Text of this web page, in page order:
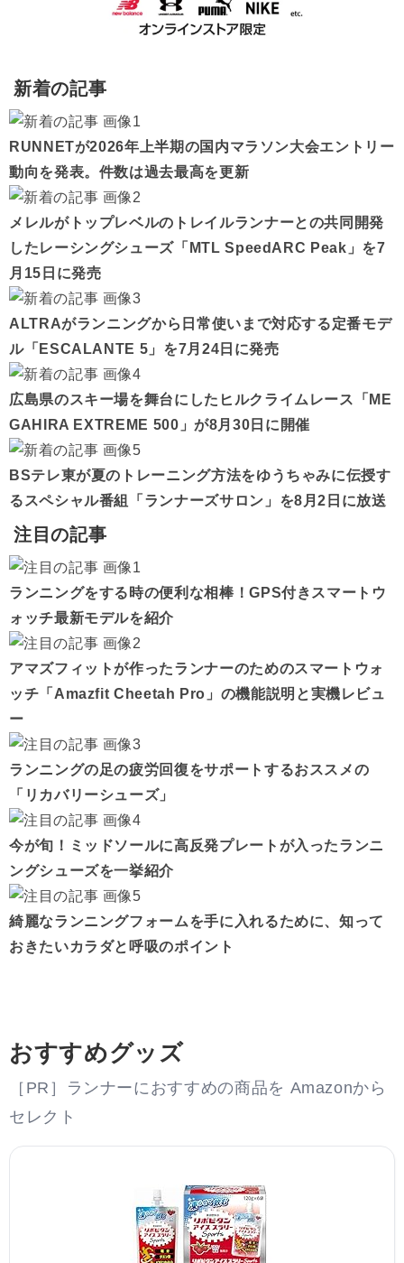
新着の記事
RUNNETが2026年上半期の国内マラソン大会エントリー
動向を発表。件数は過去最高を更新
メレルがトップレベルのトレイルランナーとの共同開発
したレーシングシューズ「MTL SpeedARC Peak」を7
月15日に発売
ALTRAがランニングから日常使いまで対応する定番モデ
ル「ESCALANTE 5」を7月24日に発売
広島県のスキー場を舞台にしたヒルクライムレース「ME
GAHIRA EXTREME 500」が8月30日に開催
BSテレ東が夏のトレーニング方法をゆうちゃみに伝授す
るスペシャル番組「ランナーズサロン」を8月2日に放送
注目の記事
ランニングをする時の便利な相棒！GPS付きスマートウ
ォッチ最新モデルを紹介
アマズフィットが作ったランナーのためのスマートウォ
ッチ「Amazfit Cheetah Pro」の機能説明と実機レビュ
ー
ランニングの足の疲労回復をサポートするおススメの
「リカバリーシューズ」
今が旬！ミッドソールに高反発プレートが入ったランニ
ングシューズを一挙紹介
綺麗なランニングフォームを手に入れるために、知って
おきたいカラダと呼吸のポイント
おすすめグッズ
［PR］ランナーにおすすめの商品を Amazonから
セレクト